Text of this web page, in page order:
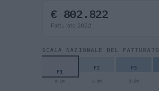
€ 802.822
Fatturato 2022
SCALA NAZIONALE DEL FATTURATO
F1 F2 F3
0-1M 1-2M 2-5M